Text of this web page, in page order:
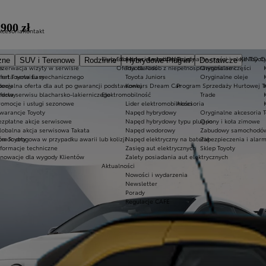
SUV i Terenowe Rodzinne Hybrydowe Plug-in
Dostawcze
Ekobonus dla hybryd Toyoty
Oferta dla osób z niepełnosprawnościami
Toyoty
Kluby dla dzieci i młodzieży
Toyota Kids
Toyota Juniors
Konkurs Dream Car
Elektromobilność
Lider elektromobilności
Napęd hybrydowy
Napęd hybrydowy typu plug-in
Napęd wodorowy
Napęd elektryczny na baterię
Zasięg aut elektrycznych
Zalety posiadania aut elektrycznych
Aktualności
Nowości i wydarzenia
Newsletter
Porady
Regulacje CAFE
Toyota Easy
KINTO
wizyty w serwisie
serwisu mechanicznego
oferta dla aut po gwarancji podstawowej
serwisu blacharsko-lakierniczego
i usługi sezonowe
Toyoty
akcje serwisowe
akcja serwisowa Takata
drogowa w przypadku awarii lub kolizji
techniczne
dla wygody Klientów
Oryginalne części i oleje Toyoty
Oryginalne części
Oryginalne oleje
Program Sprzedaży Hurtowej
Trade
Akcesoria
Oryginalne akcesoria
Opony i koła zimowe
Zabudowy
Zabezpieczenia i
Sklep Toyoty
Kontakt
zł